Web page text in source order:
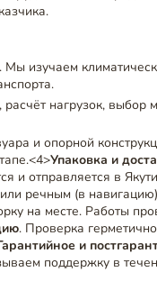
. Мы изучаем
расчёт нагрузок,
и опорной
Упаковка и
и отправляется в
речным (в
на месте. Работы
. Проверка
и
поддержку в